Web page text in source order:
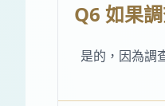
Q6 如果
是的，因為調